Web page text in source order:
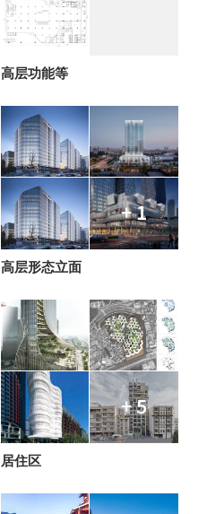
高层功能等
+ 1
高层形态立面
+ 5
居住区